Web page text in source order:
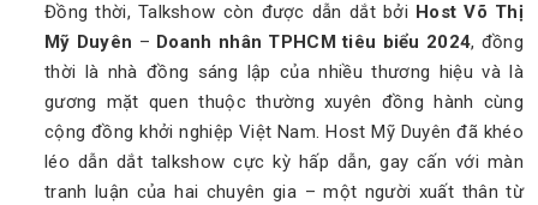
Đồng thời, Talkshow còn được dẫn dắt bởi Host Võ Thị
Mỹ Duyên – Doanh nhân TPHCM tiêu biểu 2024, đồng
thời là nhà đồng sáng lập của nhiều thương hiệu và là
gương mặt quen thuộc thường xuyên đồng hành cùng
cộng đồng khởi nghiệp Việt Nam. Host Mỹ Duyên đã khéo
léo dẫn dắt talkshow cực kỳ hấp dẫn, gay cấn với màn
tranh luận của hai chuyên gia – một người xuất thân từ